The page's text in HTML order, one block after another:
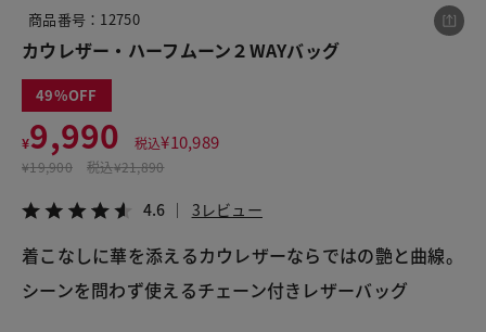
商品番号：12750
カウレザー・ハーフムーン２WAYバッグ
49
¥9,990 税込¥10,989
¥19,900 税込¥21,890
4.6 3レビュー
着こなしに華を添えるカウレザーならではの艶と曲線。
この商品をシェアする
¥9,990 税込¥10,989
LINE X メール